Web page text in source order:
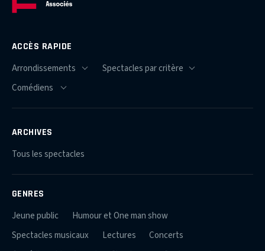
ACCÈS RAPIDE
ARCHIVES
Tous les spectacles
GENRES
Jeune public
Humour et One man show
Spectacles musicaux
Lectures
Concerts